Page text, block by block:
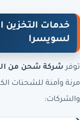
خدمات
لسويسرا
توفر شركة شحن من
مرنة وآمنة للشحنات
والشركات: